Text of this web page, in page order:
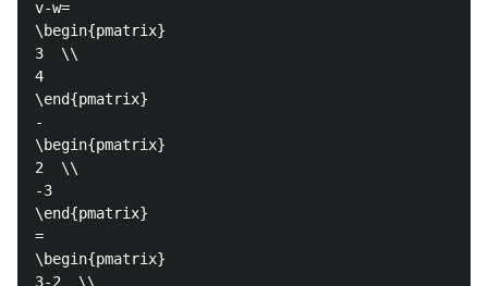
v-w=
\begin{pmatrix}
3  \\
4
\end{pmatrix}
-
\begin{pmatrix}
2  \\
-3
\end{pmatrix}
=
\begin{pmatrix}
3-2  \\